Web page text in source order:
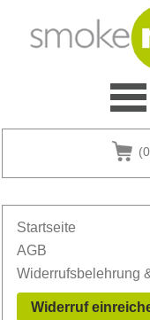
Startseite
AGB
Widerrufsbelehrung
Widerruf